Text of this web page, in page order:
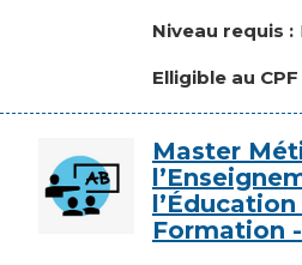
Niveau requis
Elligible au CPF
Master
Formation